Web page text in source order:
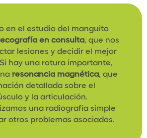
en el estudio del manguito
ecografía en consulta, que nos
lesiones y decidir el mejor
hay una rotura importante,
resonancia magnética, que
detallada sobre el
y la articulación.
una radiografía simple
otros problemas asociados.